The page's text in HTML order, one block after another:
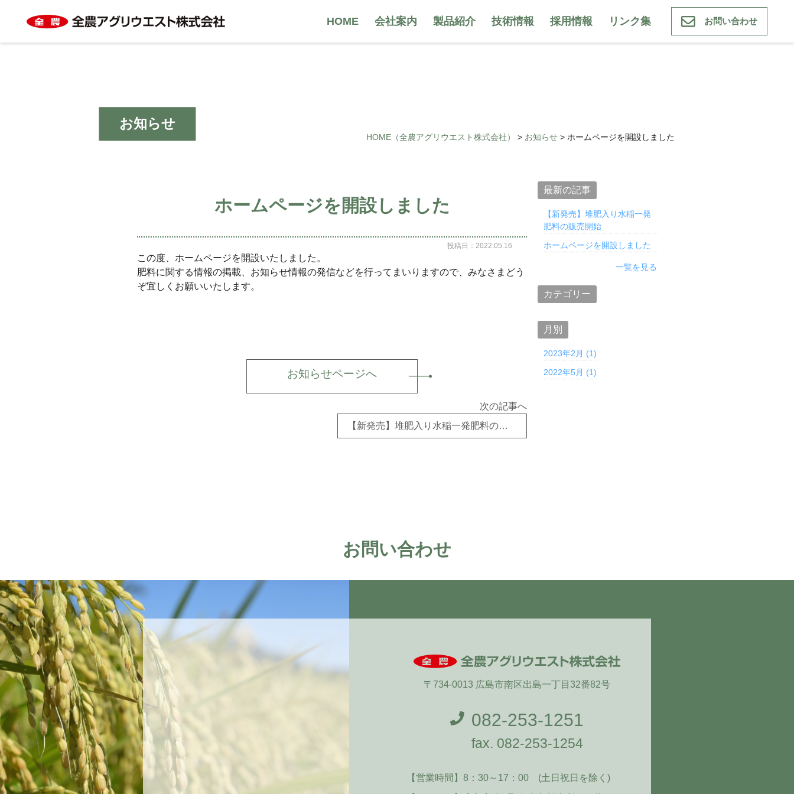
HOME 会社案内 製品紹介 技術情報 採用情報 リンク集 お問い合わせ
お知らせ
HOME （全農アグリウエスト株式会社） > お知らせ > ホームページを開設しました
ホームページを開設しました
投稿日：2022.05.16
この度、ホームページを開設いたしました。
肥料に関する情報の掲載、お知らせ情報の発信などを行ってまいりますので、みなさまどう
ぞ宜しくお願いいたします。
お知らせページへ
次の記事へ
【新発売】堆肥入り水稲一発肥料の販売開始
最新の記事
【新発売】堆肥入り水稲一発
肥料の販売開始
ホームページを開設しました
一覧を見る
カテゴリー
月別
2023年2月 (1)
2022年5月 (1)
お問い合わせ
〒734-0013 広島市南区出島一丁目32番82号
082-253-1251
fax. 082-253-1254
【営業時間】 8：30～17：00
(土日祝日を除く)